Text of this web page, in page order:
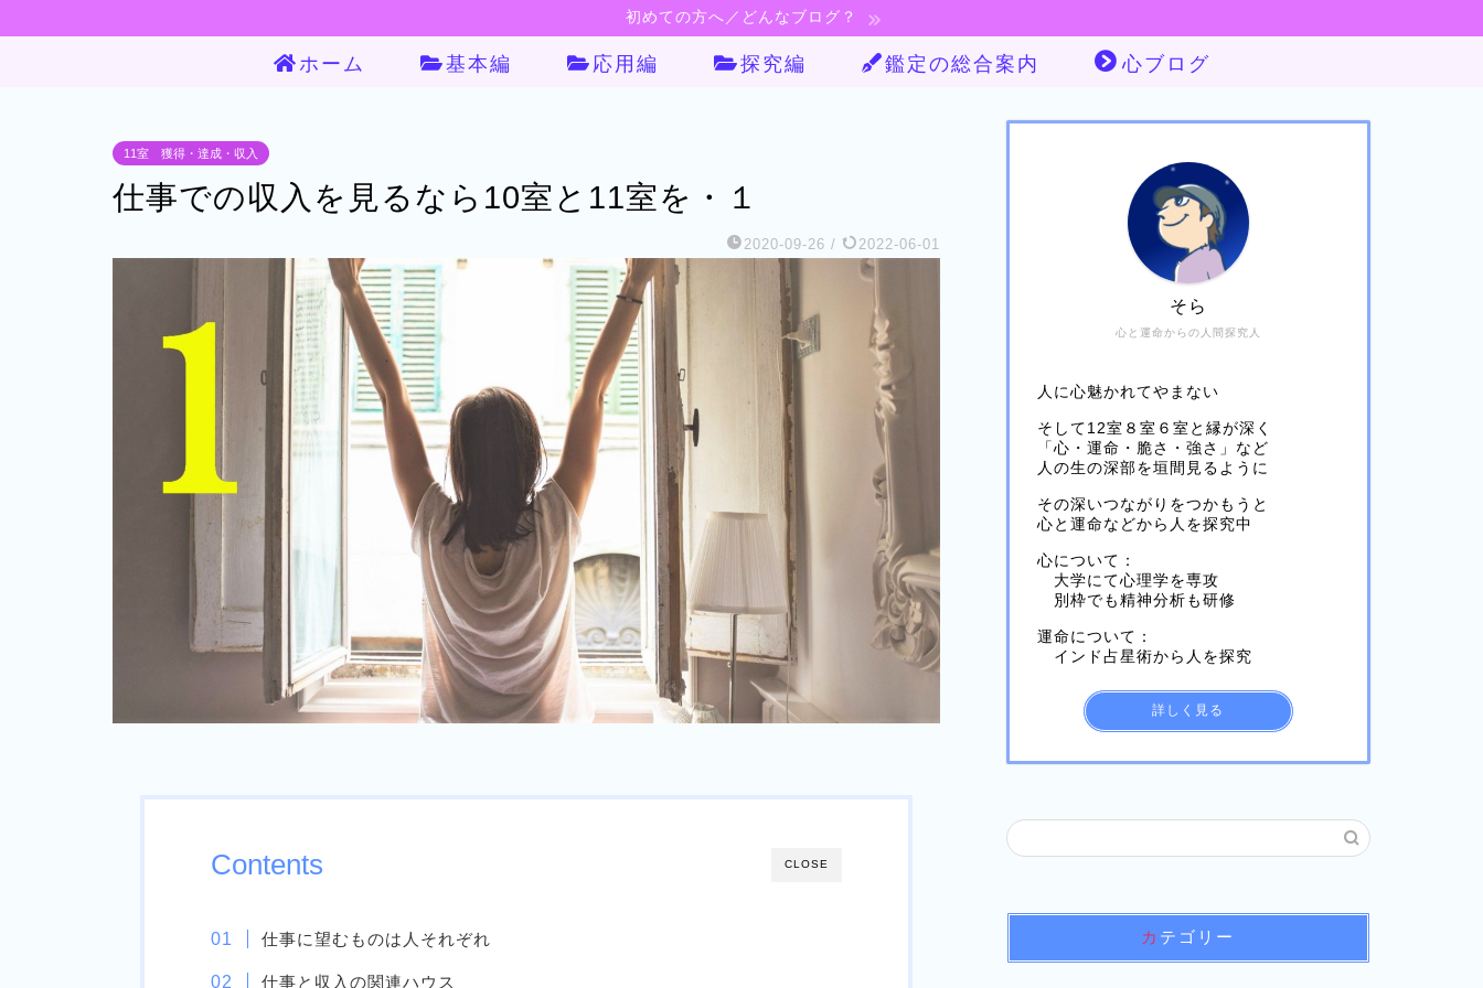
初めての方へ／どんなブログ？
ホーム 基本編 応用編 探究編 鑑定の総合案内 心ブログ
11室 獲得・達成・収入
仕事での収入を見るなら10室と11室を・１
2020-09-26 / 2022-06-01
CLOSE
Contents
仕事に望むものは人それぞれ
仕事と収入の関連ハウス
心と運命からの人間探究人
そら
人に心魅かれてやまない
そして12室８室６室と縁が深く
「心・運命・脆さ・強さ」など
人の生の深部を垣間見るように
その深いつながりをつかもうと
心と運命などから人を探究中
心について：
大学にて心理学を専攻
別枠でも精神分析も研修
運命について：
インド占星術から人を探究
詳しく見る
カテゴリー